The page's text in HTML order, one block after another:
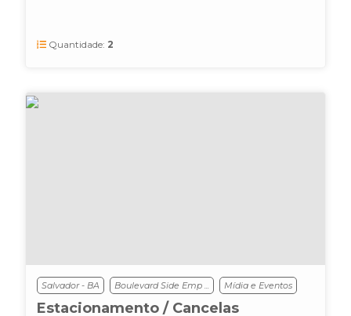
Quantidade: 2
Salvador - BA Boulevard Side Emp ... Mídia e Eventos
Estacionamento / Cancelas